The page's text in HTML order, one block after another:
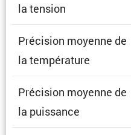
la tension
Préci­sion moyenne de
la température
Préci­sion moyenne de
la puissance